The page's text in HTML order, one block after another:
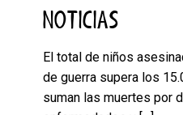
NOTICIAS
El total de niños
de guerra supera los
suman las muertes por